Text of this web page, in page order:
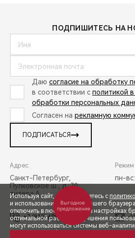
СПЕЦПРЕДЛОЖЕНИЯ
ПОДПИШИТЕСЬ НА
Даю согласие на обработку
в соответствии с политикой
обработки персональных
Согласен на рекламную
ПОДПИСАТЬСЯ
Адрес:
Санкт-Петербург,
Пулковское ш., д. 70,
литера А
Режим
пн-
+7 (812) 608-50-58
Используя сайт, вы соглашаетесь с
и использованием cookies вашего
отключить в любой момент в настройках
оптимальной работы и улучшения
могут использоваться системы веб-
Выгодное
предложение